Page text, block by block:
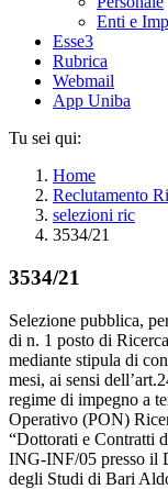
Enti e
Esse3
Rubrica
Webmail
App Uniba
Tu sei qui:
Home
Reclutamento
selezioni ric
3534/21
3534/21
Selezione pubblica,
di n. 1 posto di
mediante stipula di
mesi, ai sensi
regime di impegno a
Operativo (PON)
“Dottorati e Contratti
ING-INF/05 presso il
degli Studi di Bari